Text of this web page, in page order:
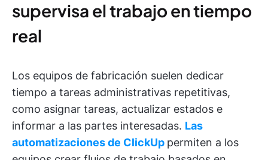
supervisa el trabajo en tiempo
real
Los equipos de fabricación suelen dedicar
tiempo a tareas administrativas repetitivas,
como asignar tareas, actualizar estados e
informar a las partes interesadas. Las
automatizaciones de ClickUp permiten a los